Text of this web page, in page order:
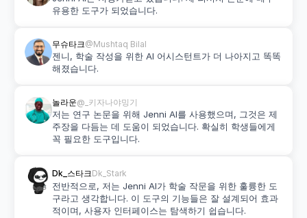
유용한 도구가 되었습니다.
무슈타크 @Mushtaq Bilal
젠니, 학술 작성을 위한 AI 어시스턴트가 더 나아지고 똑똑
해졌습니다.
놀라운@_키자나야밍기
저는 연구 논문을 위해 Jenni AI를 사용했으며, 그것은 제
주장을 다듬는 데 도움이 되었습니다. 확실히 학생들에게
꼭 필요한 도구입니다.
Dk_스타크 Dk_Stark
전반적으로, 저는 Jenni AI가 학술 작문을 위한 훌륭한 도
구라고 생각합니다. 이 도구의 기능들은 잘 설계되어 효과
적이며, 사용자 인터페이스는 탐색하기 쉽습니다.